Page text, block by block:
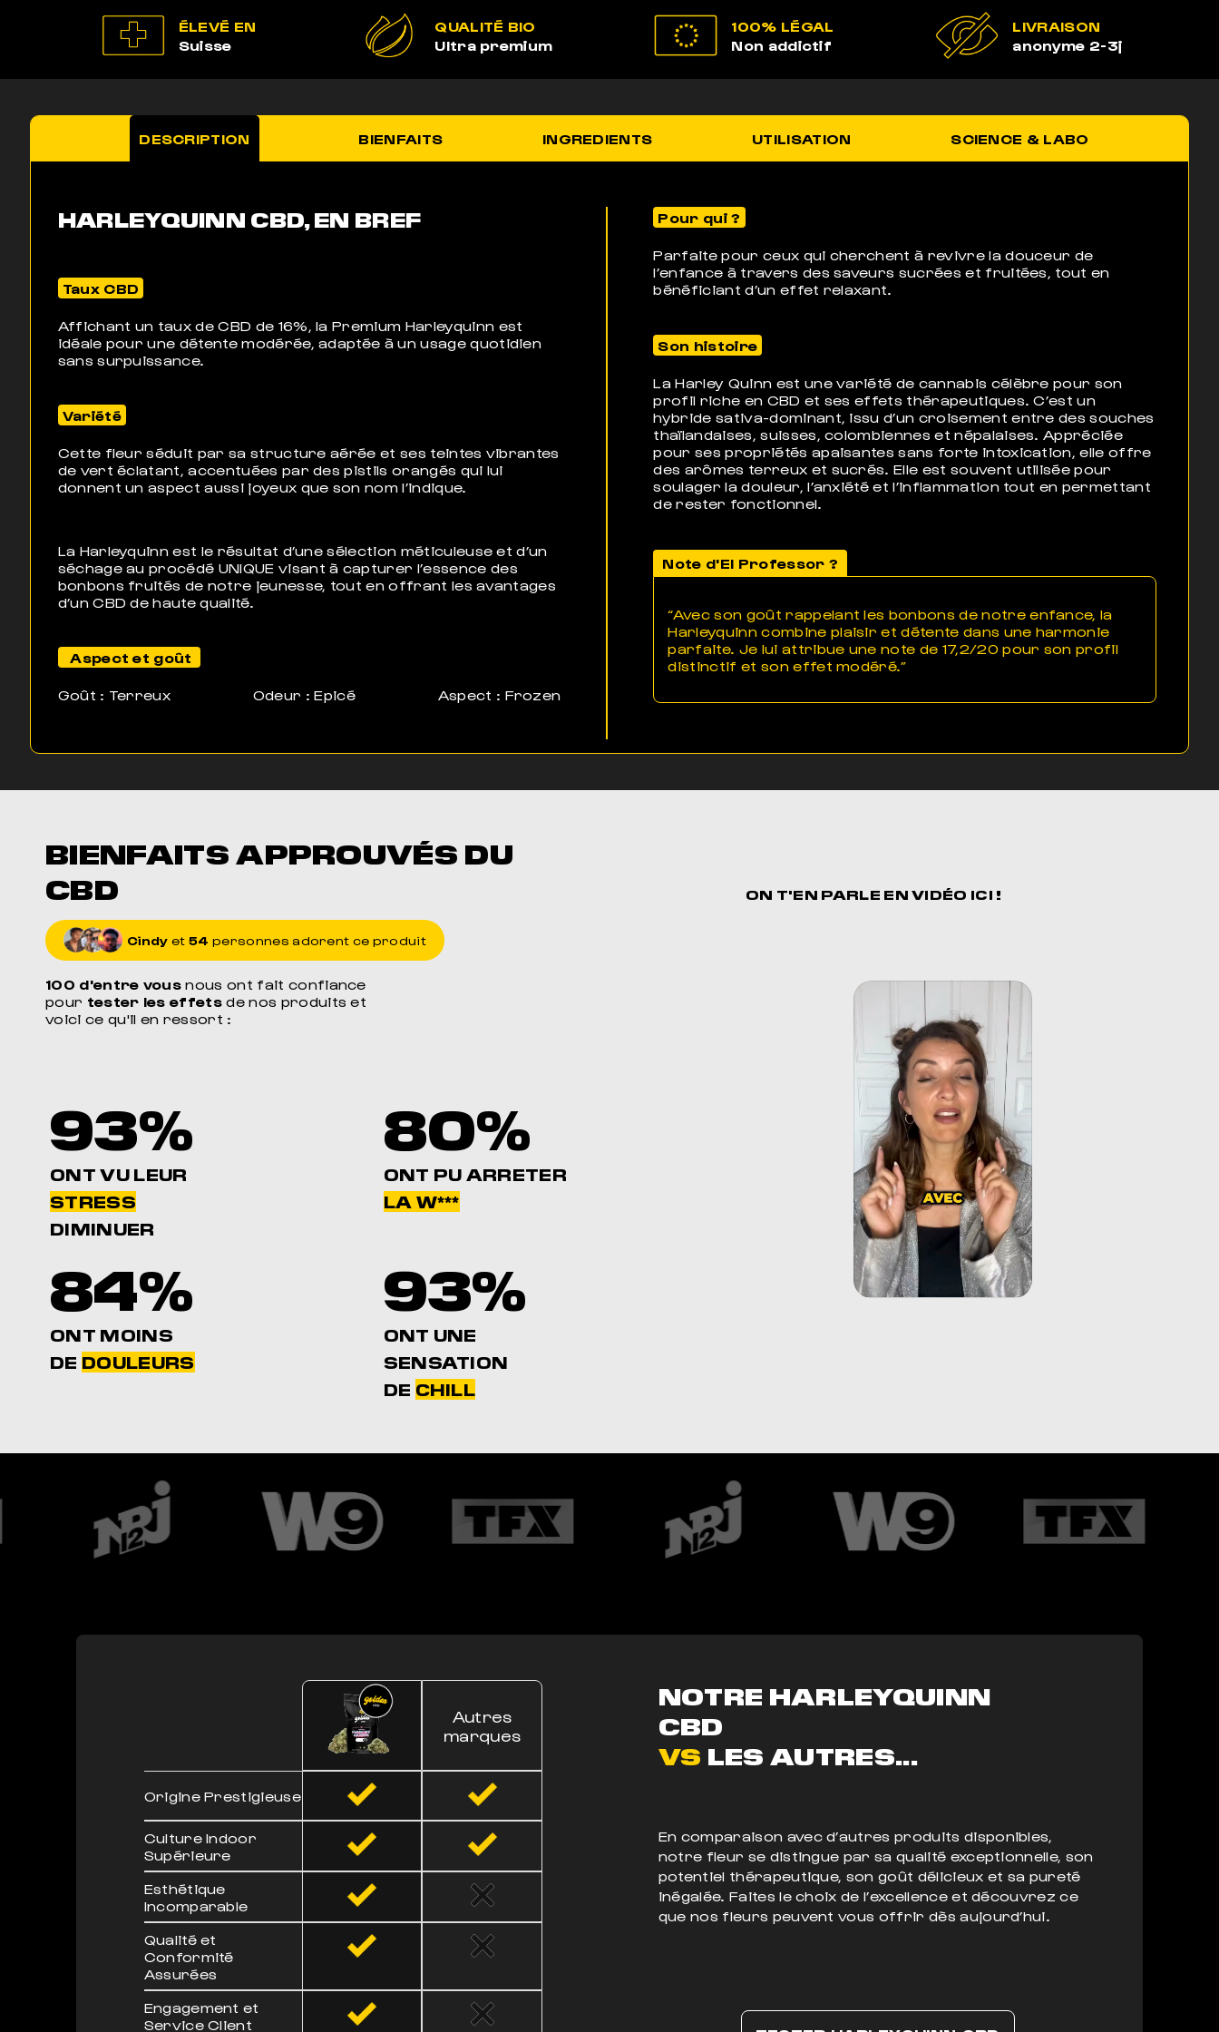
ÉLEVÉ EN
Suisse
QUALITÉ BIO
Ultra premium
100% LÉGAL
Non addictif
LIVRAISON
anonyme 2-3j
DESCRIPTION BIENFAITS INGREDIENTS UTILISATION SCIENCE & LABO
HARLEYQUINN CBD, EN BREF
Taux CBD
Affichant un taux de CBD de 16%, la Premium Harleyquinn est
idéale pour une détente modérée, adaptée à un usage quotidien
sans surpuissance.
Variété
Cette fleur séduit par sa structure aérée et ses teintes vibrantes
de vert éclatant, accentuées par des pistils orangés qui lui
donnent un aspect aussi joyeux que son nom l’indique.
La Harleyquinn est le résultat d’une sélection méticuleuse et d’un
séchage au procédé UNIQUE visant à capturer l’essence des
bonbons fruités de notre jeunesse, tout en offrant les avantages
d’un CBD de haute qualité.
Aspect et goût
Goût : Terreux Odeur : Epicé Aspect : Frozen
Pour qui ?
Parfaite pour ceux qui cherchent à revivre la douceur de
l’enfance à travers des saveurs sucrées et fruitées, tout en
bénéficiant d’un effet relaxant.
Son histoire
La Harley Quinn est une variété de cannabis célèbre pour son
profil riche en CBD et ses effets thérapeutiques. C’est un
hybride sativa-dominant, issu d’un croisement entre des souches
thaïlandaises, suisses, colombiennes et népalaises. Appréciée
pour ses propriétés apaisantes sans forte intoxication, elle offre
des arômes terreux et sucrés. Elle est souvent utilisée pour
soulager la douleur, l’anxiété et l’inflammation tout en permettant
de rester fonctionnel.
Note d'El Professor ?
“Avec son goût rappelant les bonbons de notre enfance, la
Harleyquinn combine plaisir et détente dans une harmonie
parfaite. Je lui attribue une note de 17,2/20 pour son profil
distinctif et son effet modéré.”
BIENFAITS APPROUVÉS DU
CBD
Cindy et54 personnes adorent ce produit
100 d'entre vousnous ont fait confiance
pour tester les effetsde nos produits et
voici ce qu'il en ressort :
93%
ONT VU LEUR
STRESS
DIMINUER
80%
ONT PU ARRETER
LA W***
84%
ONT MOINS
DE DOULEURS
93%
ONT UNE
SENSATION
DE CHILL
ON T'EN PARLE ENVIDÉO ICI !
Autres
marques
Origine Prestigieuse
Culture Indoor
Supérieure
Esthétique
Incomparable
Qualité et
Conformité
Assurées
Engagement et
Service Client
NOTRE HARLEYQUINN
CBD
VS LES AUTRES...
En comparaison avec d’autres produits disponibles,
notre fleur se distingue par sa qualité exceptionnelle, son
potentiel thérapeutique, son goût délicieux et sa pureté
inégalée. Faites le choix de l’excellence et découvrez ce
que nos fleurs peuvent vous offrir dès aujourd’hui.